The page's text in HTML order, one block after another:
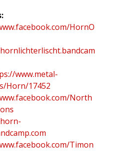
HornO
www.metal-
Horn/17452
North
Timon